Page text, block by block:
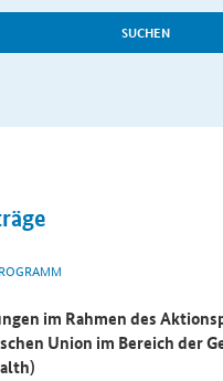
SUCHEN
im Rahmen des
Union im Bereich der